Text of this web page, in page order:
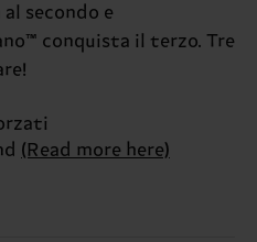
secondo e
conquista il terzo. Tre
(Read more here)